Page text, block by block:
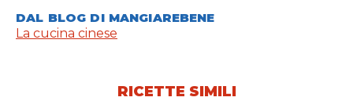
DAL BLOG DI MANGIAREBENE
La cucina cinese
RICETTE SIMILI